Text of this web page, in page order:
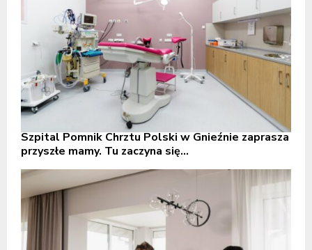
Szpital Pomnik Chrztu Polski w Gnieźnie zaprasza
przyszłe mamy. Tu zaczyna się...